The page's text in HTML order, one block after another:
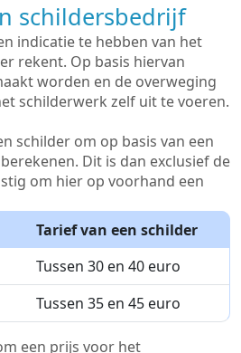
schildersbedrijf
indicatie te hebben van het
rekent. Op basis hiervan
worden en de overweging
schilderwerk zelf uit te voeren.
schilder om op basis van een
Dit is dan exclusief de
om hier op voorhand een
Tarief van een schilder
Tussen 30 en 40 euro
Tussen 35 en 45 euro
een prijs voor het